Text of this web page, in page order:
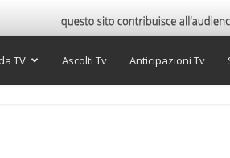
TV Ascolti Tv Anticipazioni Tv